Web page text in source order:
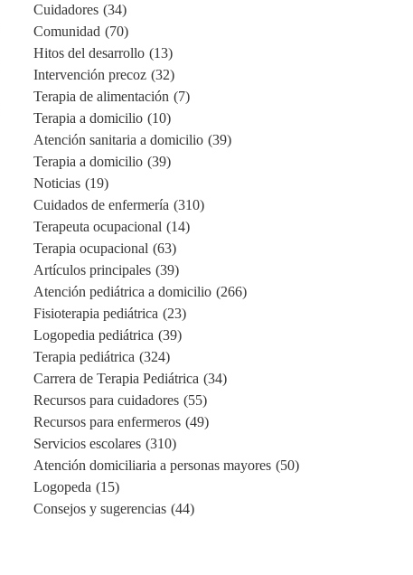
Cuidadores (34)
Comunidad (70)
Hitos del desarrollo (13)
Intervención precoz (32)
Terapia de alimentación (7)
Terapia a domicilio (10)
Atención sanitaria a domicilio (39)
Terapia a domicilio (39)
Noticias (19)
Cuidados de enfermería (310)
Terapeuta ocupacional (14)
Terapia ocupacional (63)
Artículos principales (39)
Atención pediátrica a domicilio (266)
Fisioterapia pediátrica (23)
Logopedia pediátrica (39)
Terapia pediátrica (324)
Carrera de Terapia Pediátrica (34)
Recursos para cuidadores (55)
Recursos para enfermeros (49)
Servicios escolares (310)
Atención domiciliaria a personas mayores (50)
Logopeda (15)
Consejos y sugerencias (44)